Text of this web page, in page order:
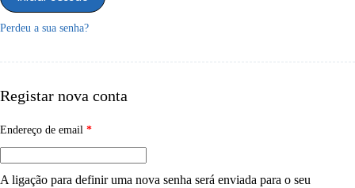
Perdeu a sua senha?
Registar nova conta
Endereço de email *
A ligação para definir uma nova senha será enviada para o seu